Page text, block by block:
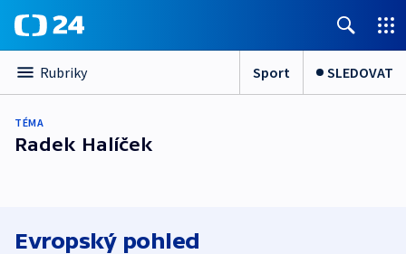
Rubriky Sport SLEDOVAT
TÉMA
Radek Halíček
Evropský pohled